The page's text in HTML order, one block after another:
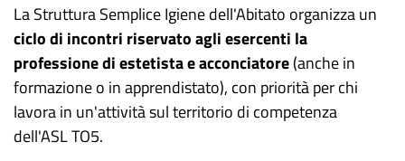
La Struttura Semplice Igiene dell'Abitato organizza un
ciclo di incontri riservato agli esercenti la
professione di estetista e acconciatore(anche in
formazione o in apprendistato), con priorità per chi
lavora in un'attività sul territorio di competenza
dell'ASL TO5.